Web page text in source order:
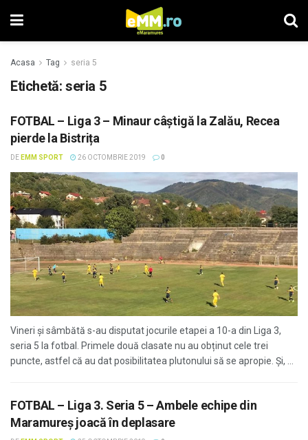
Acasa Tag seria 5
Etichetă: seria 5
FOTBAL – Liga 3 – Minaur câștigă la Zalău, Recea
pierde la Bistrița
DE EMM SPORT 26 OCTOMBRIE 2019 0
Vineri și sâmbătă s-au disputat jocurile etapei a 10-a din Liga 3,
seria 5 la fotbal. Primele două clasate nu au obținut cele trei
puncte, astfel că au dat posibilitatea plutonului să se apropie. Și, ...
FOTBAL – Liga 3. Seria 5 – Ambele echipe din
Maramureș joacă în deplasare